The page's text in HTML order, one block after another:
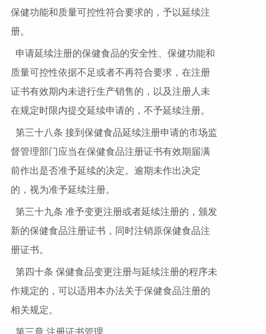
保健功能和质量可控性符合要求的，予以延续注
册。
申请延续注册的保健食品的安全性、保健功能和
质量可控性依据不足或者不再符合要求，在注册
证书有效期内未进行生产销售的，以及注册人未
在规定时限内提交延续申请的，不予延续注册。
第三十八条 接到保健食品延续注册申请的市场监
督管理部门应当在保健食品注册证书有效期届满
前作出是否准予延续的决定。逾期未作出决定
的，视为准予延续注册。
第三十九条 准予变更注册或者延续注册的，颁发
新的保健食品注册证书，同时注销原保健食品注
册证书。
第四十条 保健食品变更注册与延续注册的程序未
作规定的，可以适用本办法关于保健食品注册的
相关规定。
第三章 注册证书管理